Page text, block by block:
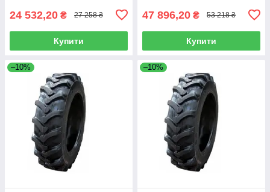
24 532,20 ₴ 27 258 ₴
Купити
47 896,20 ₴ 53 218 ₴
Купити
–10% –10%